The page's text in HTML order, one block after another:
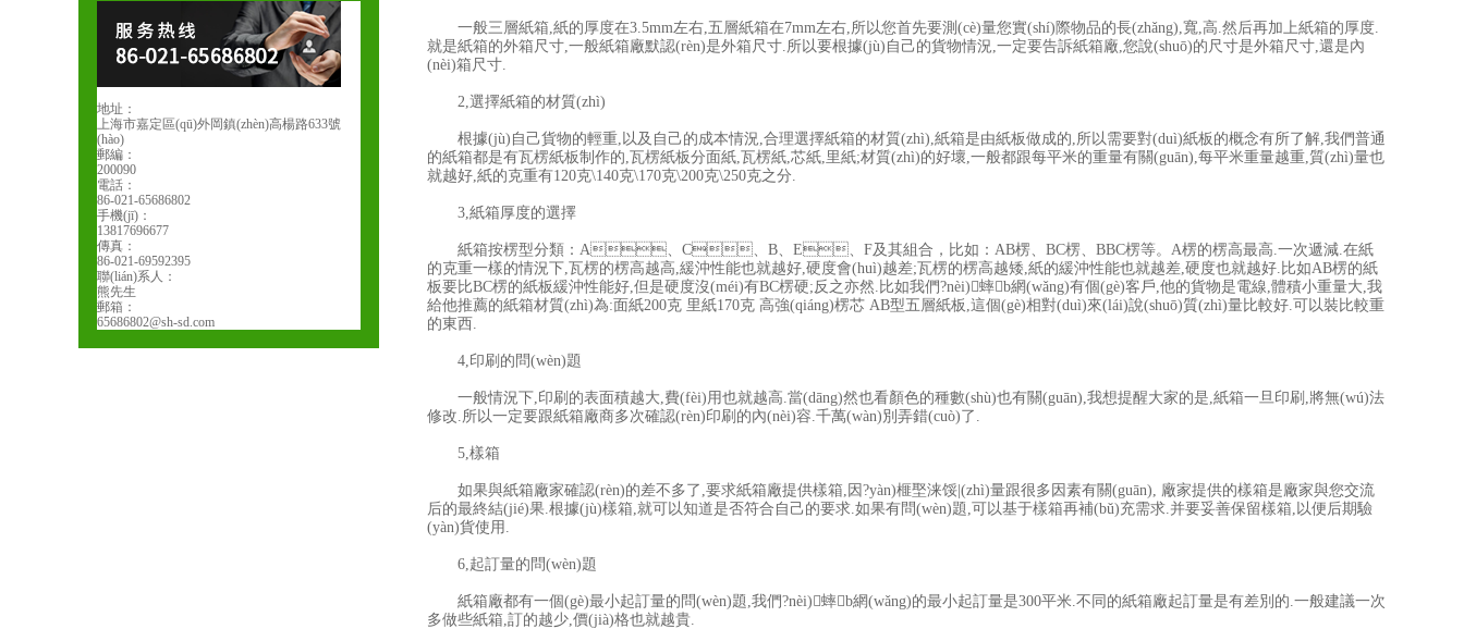
地址：
上海市嘉定區(qū)外岡鎮(zhèn)高楊路633號
(hào)
郵編：
200090
電話：
86-021-65686802
手機(jī)：
13817696677
傳真：
86-021-69592395
聯(lián)系人：
熊先生
郵箱：
65686802@sh-sd.com
一般三層紙箱,紙的厚度在3.5mm左右,五層紙箱在7mm左右,所以您首先要測(cè)量您實(shí)際物品的長(zhǎng),寬,高.然后再加上紙箱的厚度.
就是紙箱的外箱尺寸,一般紙箱廠默認(rèn)是外箱尺寸.所以要根據(jù)自己的貨物情況,一定要告訴紙箱廠,您說(shuō)的尺寸是外箱尺寸,還是內
(nèi)箱尺寸.
2,選擇紙箱的材質(zhì)
根據(jù)自己貨物的輕重,以及自己的成本情況,合理選擇紙箱的材質(zhì),紙箱是由紙板做成的,所以需要對(duì)紙板的概念有所了解,我們普通
的紙箱都是有瓦楞紙板制作的,瓦楞紙板分面紙,瓦楞紙,芯紙,里紙;材質(zhì)的好壞,一般都跟每平米的重量有關(guān),每平米重量越重,質(zhì)量也
就越好,紙的克重有120克\140克\170克\200克\250克之分.
3,紙箱厚度的選擇
紙箱按楞型分類：A、C、B、E、F及其組合，比如：AB楞、BC楞、BBC楞等。A楞的楞高最高.一次遞減.在紙
的克重一樣的情況下,瓦楞的楞高越高,緩沖性能也就越好,硬度會(huì)越差;瓦楞的楞高越矮,紙的緩沖性能也就越差,硬度也就越好.比如AB楞的紙
板要比BC楞的紙板緩沖性能好,但是硬度沒(méi)有BC楞硬;反之亦然.比如我們?nèi)蟀b網(wǎng)有個(gè)客戶,他的貨物是電線,體積小重量大,我
給他推薦的紙箱材質(zhì)為:面紙200克 里紙170克 高強(qiáng)楞芯 AB型五層紙板,這個(gè)相對(duì)來(lái)說(shuō)質(zhì)量比較好.可以裝比較重
的東西.
4,印刷的問(wèn)題
一般情況下,印刷的表面積越大,費(fèi)用也就越高.當(dāng)然也看顏色的種數(shù)也有關(guān),我想提醒大家的是,紙箱一旦印刷,將無(wú)法
修改.所以一定要跟紙箱廠商多次確認(rèn)印刷的內(nèi)容.千萬(wàn)別弄錯(cuò)了.
5,樣箱
如果與紙箱廠家確認(rèn)的差不多了,要求紙箱廠提供樣箱,因?yàn)榧埾涞馁|(zhì)量跟很多因素有關(guān), 廠家提供的樣箱是廠家與您交流
后的最終結(jié)果.根據(jù)樣箱,就可以知道是否符合自己的要求.如果有問(wèn)題,可以基于樣箱再補(bǔ)充需求.并要妥善保留樣箱,以便后期驗
(yàn)貨使用.
6,起訂量的問(wèn)題
紙箱廠都有一個(gè)最小起訂量的問(wèn)題,我們?nèi)蟀b網(wǎng)的最小起訂量是300平米.不同的紙箱廠起訂量是有差別的.一般建議一次
多做些紙箱,訂的越少,價(jià)格也就越貴.